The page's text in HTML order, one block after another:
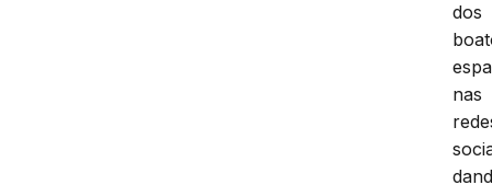
dos
nas